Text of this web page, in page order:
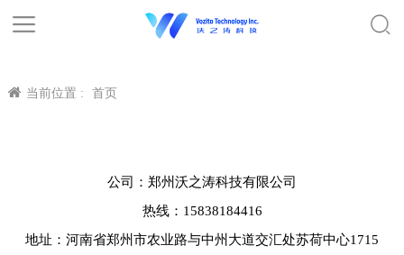
当前位置 : 首页
公司：郑州沃之涛科技有限公司
热线：15838184416
地址：河南省郑州市农业路与中州大道交汇处苏荷中心1715